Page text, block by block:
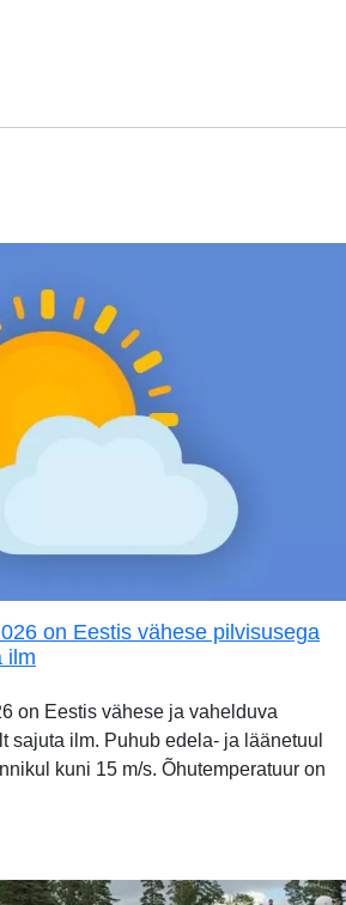
on Eestis vähese pilvisusega
ilm
on Eestis vähese ja vahelduva
sajuta ilm. Puhub edela- ja läänetuul
kuni 15 m/s. Õhutemperatuur on